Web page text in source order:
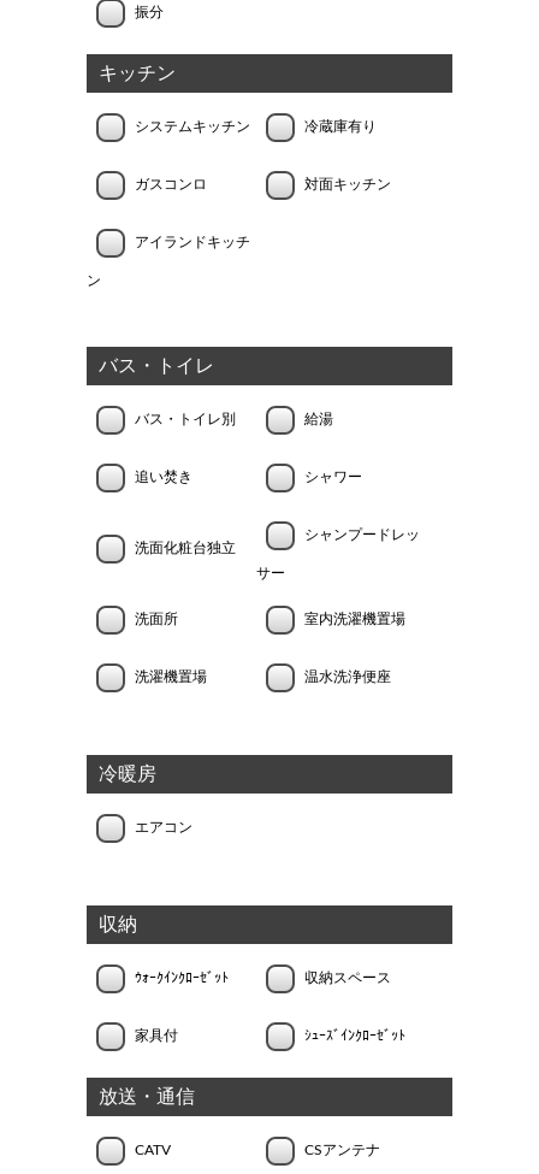
振分
キッチン
システムキッチン 冷蔵庫有り
ガスコンロ 対面キッチン
アイランドキッチ
ン
バス・トイレ
バス・トイレ別 給湯
追い焚き シャワー
洗面化粧台独立
シャンプードレッ
サー
洗面所 室内洗濯機置場
洗濯機置場 温水洗浄便座
冷暖房
エアコン
収納
ｳｫｰｸｲﾝｸﾛｰｾﾞｯﾄ 収納スペース
家具付 ｼｭｰｽﾞｲﾝｸﾛｰｾﾞｯﾄ
放送・通信
CATV CSアンテナ